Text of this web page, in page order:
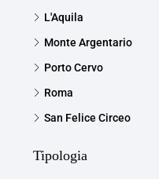
L'Aquila
Monte Argentario
Porto Cervo
Roma
San Felice Circeo
Tipologia